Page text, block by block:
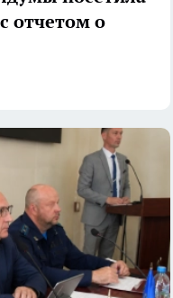
отчетом о